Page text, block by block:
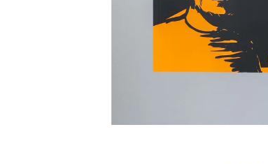
Původně: